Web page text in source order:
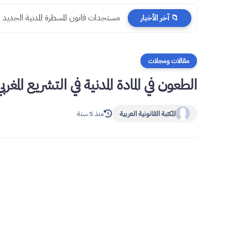
📁 آخر الأخبار مستجدات قانون المسطرة المدنية الجديد
مقالات ومجلات
الطعون في المادة المدنية في التشريع
المكتبة القانونية العربية منذ 5 سنة